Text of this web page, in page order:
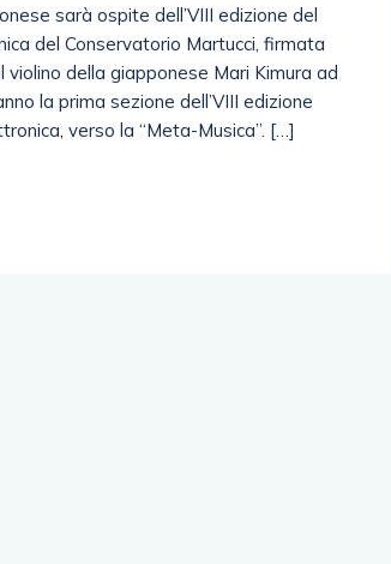
sarà ospite dell’VIII edizione del
del Conservatorio Martucci, firmata
violino della giapponese Mari Kimura ad
la prima sezione dell’VIII edizione
verso la “Meta-Musica”. […]